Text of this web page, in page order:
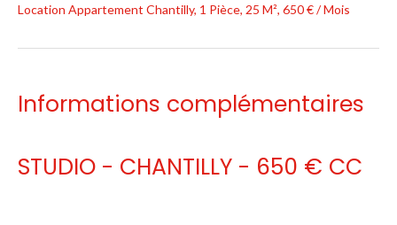
Location Appartement Chantilly, 1 Pièce, 25 M², 650 € / Mois
Informations complémentaires
STUDIO - CHANTILLY - 650 € CC